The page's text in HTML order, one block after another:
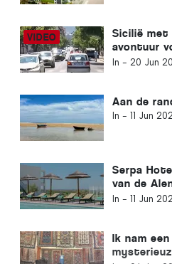
Sicilië met
avontuur
lichte
In - 20 Jun
Aan de
In - 11 Jun
Serpa
van de
de tijd
In - 11 Jun
Ik nam